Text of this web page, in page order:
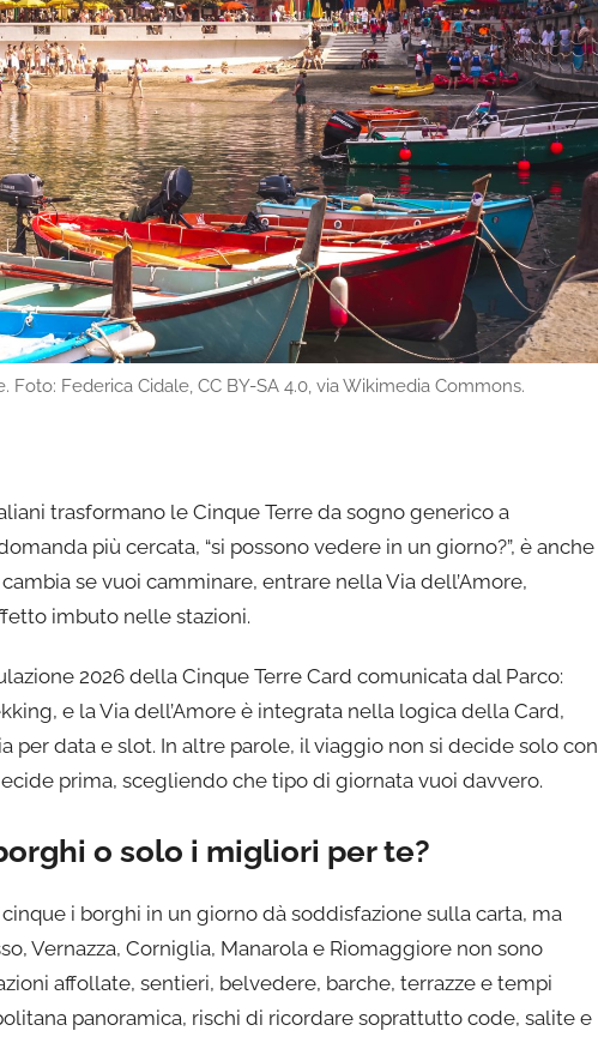
Foto: Federica Cidale, CC BY-SA 4.0, via Wikimedia Commons.
trasformano le Cinque Terre da sogno generico a
più cercata, “si possono vedere in un giorno?”, è anche
se vuoi camminare, entrare nella Via dell’Amore,
imbuto nelle stazioni.
2026 della Cinque Terre Card comunicata dal Parco:
e la Via dell’Amore è integrata nella logica della Card,
per data e slot. In altre parole, il viaggio non si decide solo con
prima, scegliendo che tipo di giornata vuoi davvero.
o solo i migliori per te?
i borghi in un giorno dà soddisfazione sulla carta, ma
Vernazza, Corniglia, Manarola e Riomaggiore non sono
affollate, sentieri, belvedere, barche, terrazze e tempi
panoramica, rischi di ricordare soprattutto code, salite e